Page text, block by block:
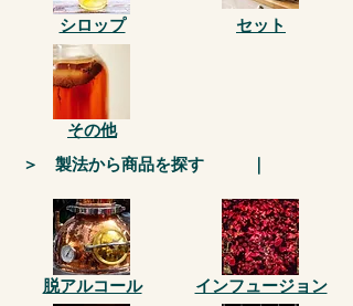
シロップ セット
その他
＞ 製法から商品を探す ｜
脱アルコール インフュージョン